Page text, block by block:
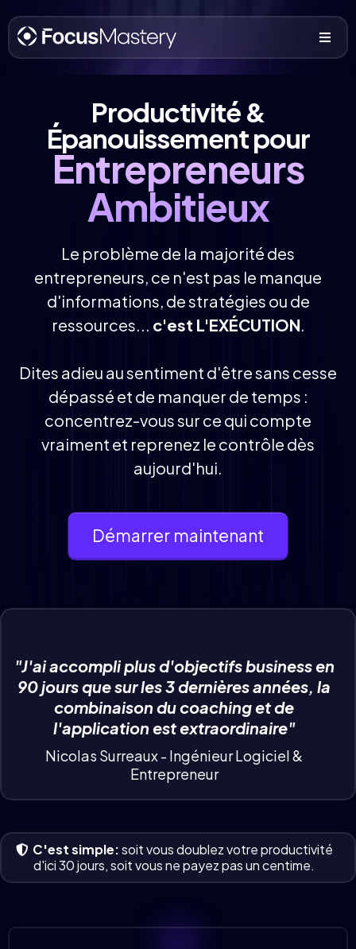
Productivité &
Épanouissement pour
Entrepreneurs
Ambitieux
Le problème de la majorité des
entrepreneurs, ce n'est pas le manque
d'informations, de stratégies ou de
ressources... c'est L'EXÉCUTION.
Dites adieu au sentiment d'être sans cesse
dépassé et de manquer de temps :
concentrez-vous sur ce qui compte
vraiment et reprenez le contrôle dès
aujourd'hui.
Démarrer maintenant
"J'ai accompli plus d'objectifs business en
90 jours que sur les 3 dernières années, la
combinaison du coaching et de
l'application est extraordinaire"
Nicolas Surreaux - Ingénieur Logiciel &
Entrepreneur
C'est simple:soit vous doublez votre productivité
d'ici 30 jours, soit vous ne payez pas un centime.